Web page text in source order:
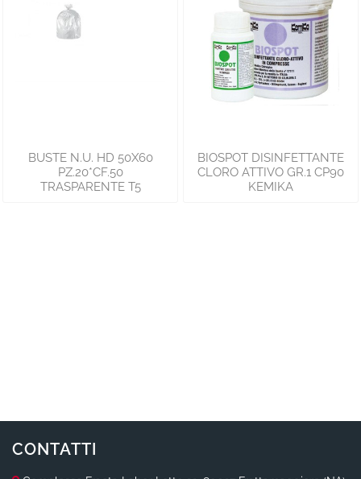
BUSTE N.U. HD 50X60
PZ.20*CF.50
TRASPARENTE T5
BIOSPOT DISINFETTANTE
CLORO ATTIVO GR.1 CP90
KEMIKA
CONTATTI